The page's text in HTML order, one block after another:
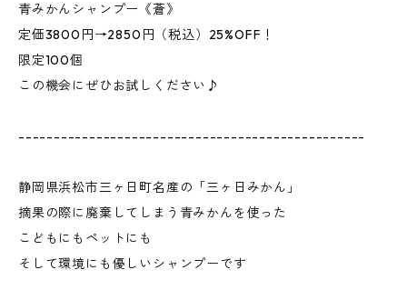
青みかんシャンプー《蒼》
定価3800円→2850円（税込）25%OFF！
限定100個
この機会にぜひお試しください♪
-------------------------------------------------
静岡県浜松市三ヶ日町名産の「三ヶ日みかん」
摘果の際に廃棄してしまう青みかんを使った
こどもにもペットにも
そして環境にも優しいシャンプーです